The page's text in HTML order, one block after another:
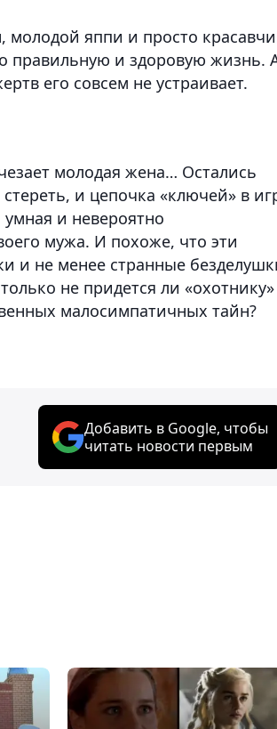
молодой яппи и просто
правильную и здоровую жизнь.
его совсем не устраивает.
молодая жена… Остались
и цепочка «ключей» в
и невероятно
мужа. И похоже, что эти
и не менее странные
не придется ли
малосимпатичных тайн?
Добавить в Google, чтобы
читать новости первым